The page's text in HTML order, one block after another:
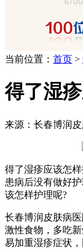
当前位置： 首页 >
得了湿
来源：长春博润
得了湿疹应该怎
患病后没有做好
该怎样护理呢?
长春博润皮肤病
激性食物，多吃
易加重湿疹症状